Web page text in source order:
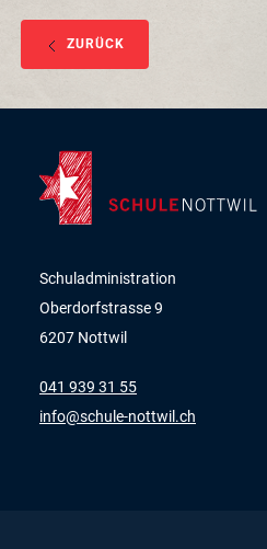
ZURÜCK
Schuladministration
Oberdorfstrasse 9
6207 Nottwil
041 939 31 55
nf
sch -n ttw ch